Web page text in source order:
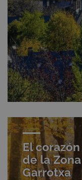
El
de la
Garrotxa